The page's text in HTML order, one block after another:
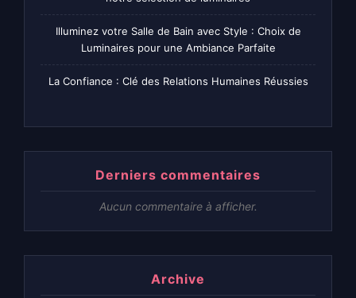
Illuminez votre Salle de Bain avec Style : Choix de
Luminaires pour une Ambiance Parfaite
La Confiance : Clé des Relations Humaines Réussies
Derniers commentaires
Aucun commentaire à afficher.
Archive